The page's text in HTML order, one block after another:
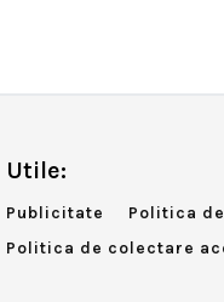
Utile:
Publicitate
Politica
Politica de colectare